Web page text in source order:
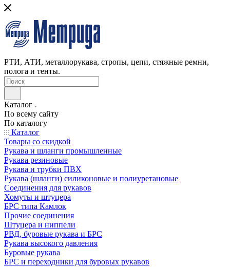
РТИ, АТИ, металлорукава, стропы, цепи, стяжные ремни,
полога и тенты.
Каталог
По всему сайту
По каталогу
Каталог
Товары со скидкой
Рукава и шланги промышленные
Рукава резиновые
Рукава и трубки ПВХ
Рукава (шланги) силиконовые и полиуретановые
Соединения для рукавов
Хомуты и штуцера
БРС типа Камлок
Прочие соединения
Штуцера и ниппели
РВД, буровые рукава и БРС
Рукава высокого давления
Буровые рукава
БРС и переходники для буровых рукавов